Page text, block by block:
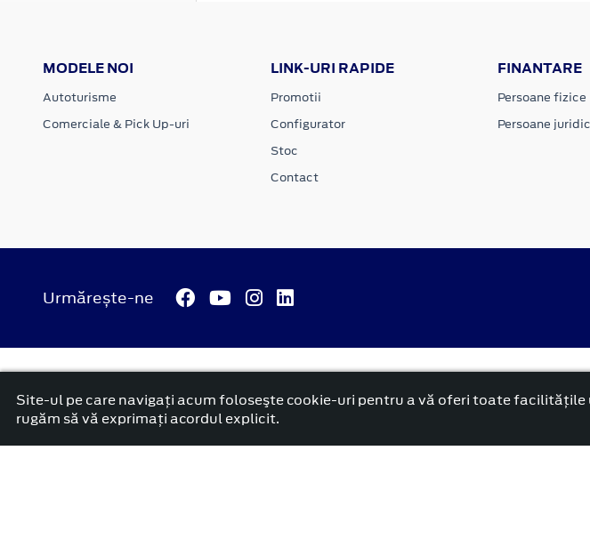
MODELE NOI
Autoturisme
Comerciale & Pick Up-uri
LINK-URI RAPIDE
Promotii
Configurator
Stoc
Contact
FINANTARE
Persoane fizice
Persoane
Urmărește-ne
© 2026 ATI Motors Termeni si conditii Confidentialitate
Politica cookies
Anunț începere proiect ”PNRR. Fonduri pentru România modernă și reformată”.
platformă dezvoltată de Workleto
Site-ul pe care navigați acum foloseşte cookie-uri pentru a vă oferi toate facilitățile
rugăm să vă exprimați acordul explicit.